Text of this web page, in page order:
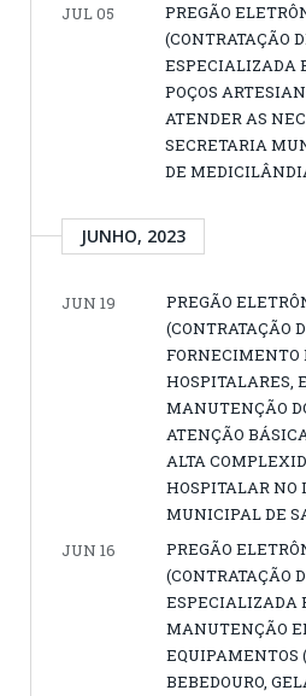
JUL 05
PREGÃO
(CONTRATAÇÃO
ESPECIALIZADA
POÇOS
ATENDER AS
SECRETARIA
DE
JUNHO, 2023
JUN 19
PREGÃO
(CONTRATAÇÃO
FORNECIMENTO
HOSPITALARES,
MANUTENÇÃO
ATENÇÃO
ALTA
HOSPITALAR NO
MUNICIPAL DE
JUN 16
PREGÃO
(CONTRATAÇÃO
ESPECIALIZADA
MANUTENÇÃO
EQUIPAMENTOS
BEBEDOURO,